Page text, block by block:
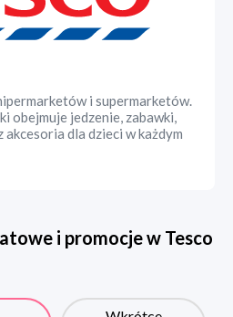
i supermarketów.
obejmuje jedzenie, zabawki,
dla dzieci w każdym
i promocje w Tesco